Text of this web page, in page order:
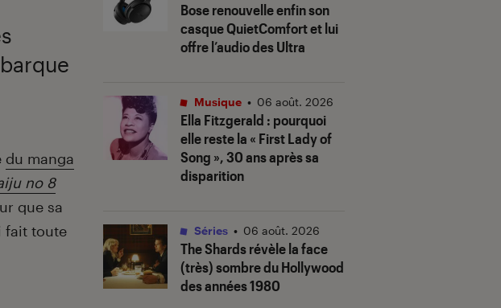
du manga
no 8
que sa
fait toute
Bose renouvelle enfin son
casque QuietComfort et lui
offre l’audio des Ultra
Ella Fitzgerald : pourquoi
elle reste la « First Lady of
Song », 30 ans après sa
disparition
Musique • 06 août. 2026
The Shardsrévèle la face
(très) sombre du Hollywood
des années 1980
Séries • 06 août. 2026